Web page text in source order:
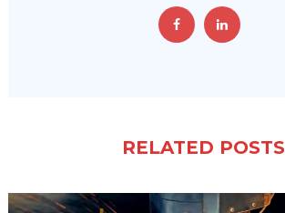
RELATED POSTS